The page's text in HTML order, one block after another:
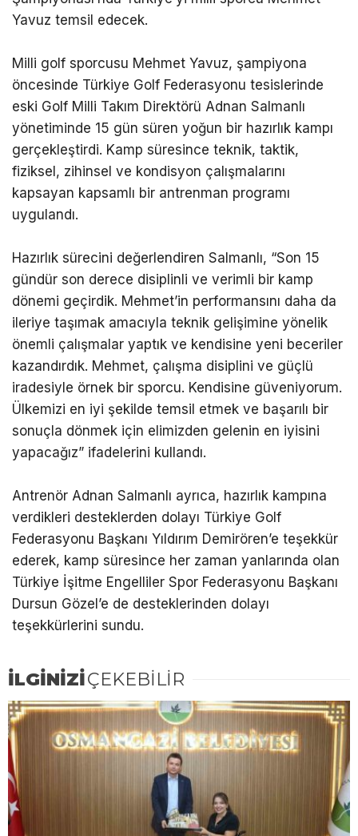
Yavuz temsil edecek.
Milli golf sporcusu Mehmet Yavuz, şampiyona
öncesinde Türkiye Golf Federasyonu tesislerinde
eski Golf Milli Takım Direktörü Adnan Salmanlı
yönetiminde 15 gün süren yoğun bir hazırlık kampı
gerçekleştirdi. Kamp süresince teknik, taktik,
fiziksel, zihinsel ve kondisyon çalışmalarını
kapsayan kapsamlı bir antrenman programı
uygulandı.
Hazırlık sürecini değerlendiren Salmanlı, “Son 15
gündür son derece disiplinli ve verimli bir kamp
dönemi geçirdik. Mehmet’in performansını daha da
ileriye taşımak amacıyla teknik gelişimine yönelik
önemli çalışmalar yaptık ve kendisine yeni beceriler
kazandırdık. Mehmet, çalışma disiplini ve güçlü
iradesiyle örnek bir sporcu. Kendisine güveniyorum.
Ülkemizi en iyi şekilde temsil etmek ve başarılı bir
sonuçla dönmek için elimizden gelenin en iyisini
yapacağız” ifadelerini kullandı.
Antrenör Adnan Salmanlı ayrıca, hazırlık kampına
verdikleri desteklerden dolayı Türkiye Golf
Federasyonu Başkanı Yıldırım Demirören’e teşekkür
ederek, kamp süresince her zaman yanlarında olan
Türkiye İşitme Engelliler Spor Federasyonu Başkanı
Dursun Gözel’e de desteklerinden dolayı
teşekkürlerini sundu.
İLGİNİZİÇEKEBİLİR